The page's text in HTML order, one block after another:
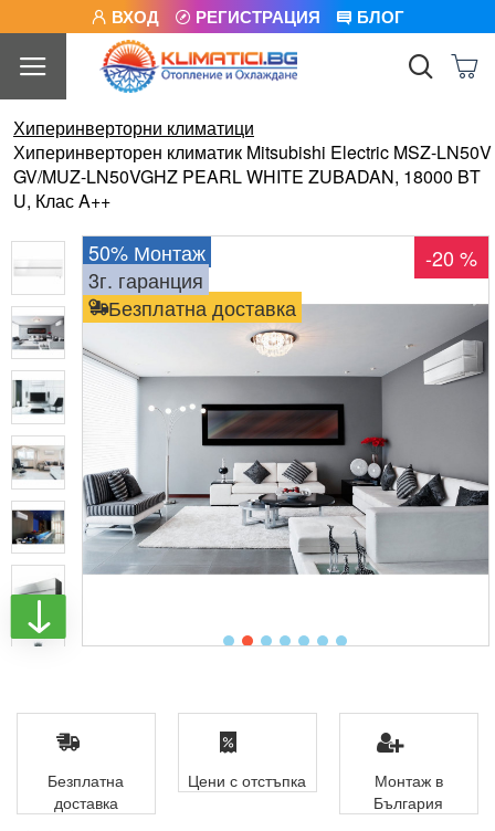
ВХОД РЕГИСТРАЦИЯ БЛОГ
Хиперинверторни климатици
Хиперинверторен климатик Mitsubishi Electric MSZ-LN50V
GV/MUZ-LN50VGHZ PEARL WHITE ZUBADAN, 18000 BT
U, Клас A++
Безплатна доставка
50% Монтаж
3г. гаранция
-20 %
Безплатна
доставка
Цени с отстъпка
Монтаж в
България